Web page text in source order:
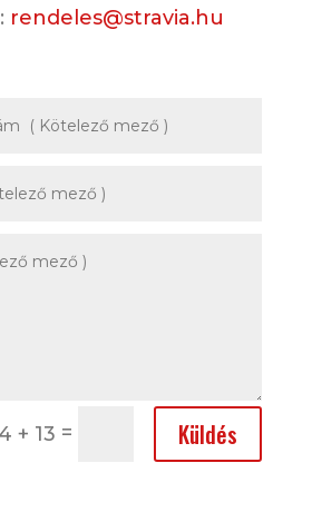
rendeles@stravia.hu
+ 13 = Küldés